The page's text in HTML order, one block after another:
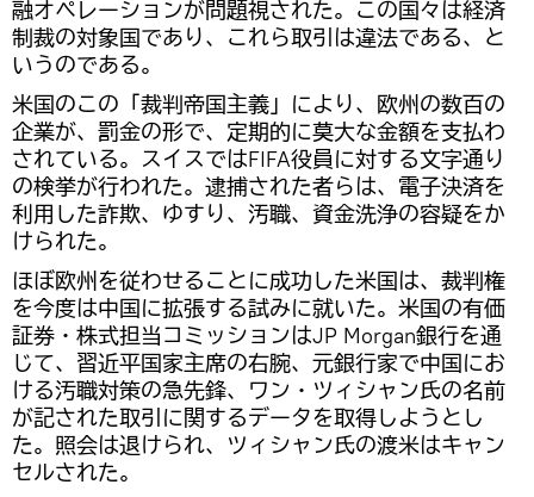
融オペレーションが問題視された。この国々は経済
制裁の対象国であり、これら取引は違法である、と
いうのである。
米国のこの「裁判帝国主義」により、欧州の数百の
企業が、罰金の形で、定期的に莫大な金額を支払わ
されている。スイスではFIFA役員に対する文字通り
の検挙が行われた。逮捕された者らは、電子決済を
利用した詐欺、ゆすり、汚職、資金洗浄の容疑をか
けられた。
ほぼ欧州を従わせることに成功した米国は、裁判権
を今度は中国に拡張する試みに就いた。米国の有価
証券・株式担当コミッションはJP Morgan銀行を通
じて、習近平国家主席の右腕、元銀行家で中国にお
ける汚職対策の急先鋒、ワン・ツィシャン氏の名前
が記された取引に関するデータを取得しようとし
た。照会は退けられ、ツィシャン氏の渡米はキャン
セルされた。